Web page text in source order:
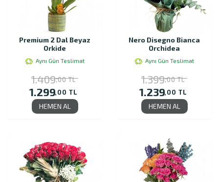
Premium 2 Dal Beyaz
Orkide
Aynı Gün Teslimat
1.409,00 TL
1.299,00 TL
HEMEN AL
Nero Disegno Bianca
Orchidea
Aynı Gün Teslimat
1.399,00 TL
1.239,00 TL
HEMEN AL